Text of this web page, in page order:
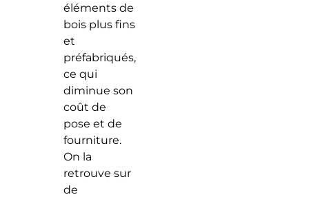
éléments de
bois plus fins
et
préfabriqués,
ce qui
diminue son
coût de
pose et de
fourniture.
On la
retrouve sur
de